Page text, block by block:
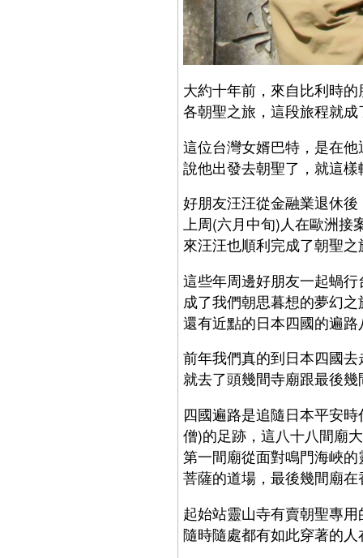
大約十年前，來自比利時
各朝聖之旅，這段旅程就
這位台灣女婿巴特，是在
說他出發去朝聖了，就這
好朋友汪汪從金融業退休
上周(六月中旬)人在歐洲接
來汪汪也順利完成了朝聖之
這些年周邊好朋友一起蝸
成了我們朝思暮想的夢幻
還有近點的日本四國的遍
前年我們真的到日本四國
就去了頭幾間寺廟跟最後
四國遍路是追隨日本平安
僧)的足跡，這八十八間廟
第一間廟從面對鳴門海峽
菩薩的道場，最後幾間廟
起始站靈山寺有賣朝聖專
隨時隨處都有如此穿著的